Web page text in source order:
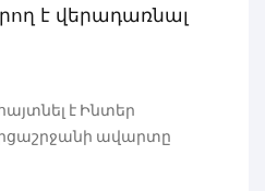
է վերադառնալ
է Ինտեր
ավարտը